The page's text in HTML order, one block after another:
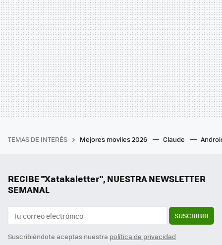
TEMAS DE INTERÉS Mejores moviles 2026 Claude
RECIBE "Xatakaletter", NUESTRA NEWSLETTER
SEMANAL
SUSCRIBIR
Suscribiéndote aceptas nuestra política de privacidad